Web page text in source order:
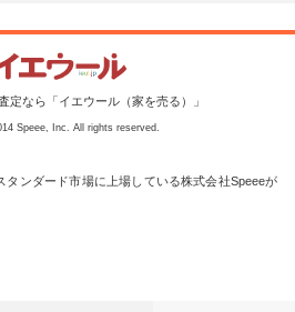
定なら「イエウール（家を売る）」
Speee, Inc. All rights reserved.
タンダード市場に上場している株式会社Speeeが